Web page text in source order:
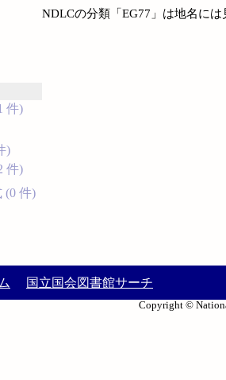
件)
)
件)
(0 件)
NDLCの分類「EG77」は地名に
国立国会図書館サーチ
Copyright ©